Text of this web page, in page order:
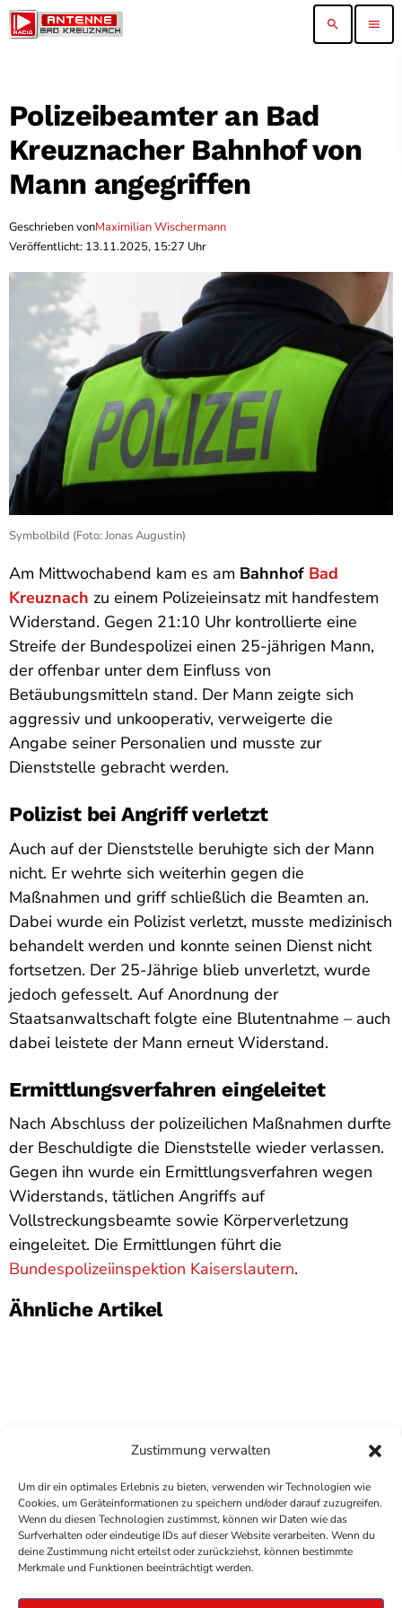
Zustimmung verwalten
Um dir ein optimales Erlebnis zu bieten, verwenden wir Technologien wie
Cookies, um Geräteinformationen zu speichern und/oder darauf zuzugreifen.
Wenn du diesen Technologien zustimmst, können wir Daten wie das
Surfverhalten oder eindeutige IDs auf dieser Website verarbeiten. Wenn du
deine Zustimmung nicht erteilst oder zurückziehst, können bestimmte
Merkmale und Funktionen beeinträchtigt werden.
search menu
Polizeibeamter an Bad
Kreuznacher Bahnhof von
Mann angegriffen
Geschrieben vonMaximilian Wischermann
Veröffentlicht: 13.11.2025, 15:27 Uhr
Symbolbild (Foto: Jonas Augustin)
Am Mittwochabend kam es am Bahnhof Bad
Kreuznach zu einem Polizeieinsatz mit handfestem
Widerstand. Gegen 21:10 Uhr kontrollierte eine
Streife der Bundespolizei einen 25-jährigen Mann,
der offenbar unter dem Einfluss von
Betäubungsmitteln stand. Der Mann zeigte sich
aggressiv und unkooperativ, verweigerte die
Angabe seiner Personalien und musste zur
Dienststelle gebracht werden.
Polizist bei Angriff verletzt
Auch auf der Dienststelle beruhigte sich der Mann
nicht. Er wehrte sich weiterhin gegen die
Maßnahmen und griff schließlich die Beamten an.
Dabei wurde ein Polizist verletzt, musste medizinisch
behandelt werden und konnte seinen Dienst nicht
fortsetzen. Der 25-Jährige blieb unverletzt, wurde
jedoch gefesselt. Auf Anordnung der
Staatsanwaltschaft folgte eine Blutentnahme – auch
dabei leistete der Mann erneut Widerstand.
Ermittlungsverfahren eingeleitet
Nach Abschluss der polizeilichen Maßnahmen durfte
der Beschuldigte die Dienststelle wieder verlassen.
Gegen ihn wurde ein Ermittlungsverfahren wegen
Widerstands, tätlichen Angriffs auf
Vollstreckungsbeamte sowie Körperverletzung
eingeleitet. Die Ermittlungen führt die
Bundespolizeiinspektion Kaiserslautern.
Ähnliche Artikel
COPYRIGHTANTENNE BAD KREUZNACH